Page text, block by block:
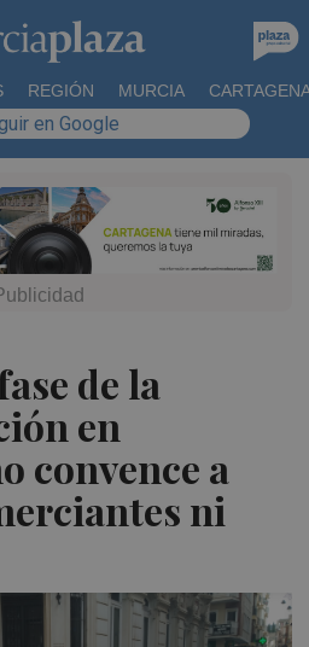
REGIÓN MURCIA
en Google
de la
en
convence a
ni